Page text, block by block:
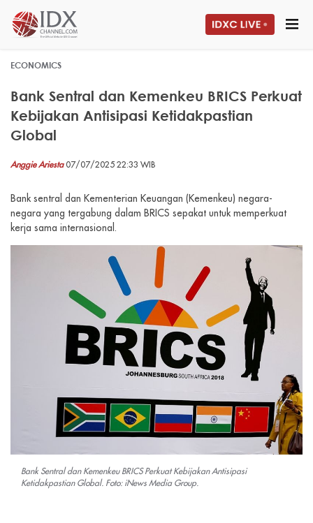
ECONOMICS
Bank Sentral dan Kemenkeu BRICS Perkuat
Kebijakan Antisipasi Ketidakpastian
Global
Anggie Ariesta07/07/2025 22:33 WIB
Bank sentral dan Kementerian Keuangan (Kemenkeu) negara-
negara yang tergabung dalam BRICS sepakat untuk memperkuat
kerja sama internasional.
Bank Sentral dan Kemenkeu BRICS Perkuat Kebijakan Antisipasi
Ketidakpastian Global. Foto: iNews Media Group.